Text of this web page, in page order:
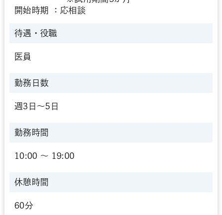
開始時期 ：応相談
待遇・役職
医員
勤務日数
週3日～5日
勤務時間
10:00 〜 19:00
休憩時間
60分